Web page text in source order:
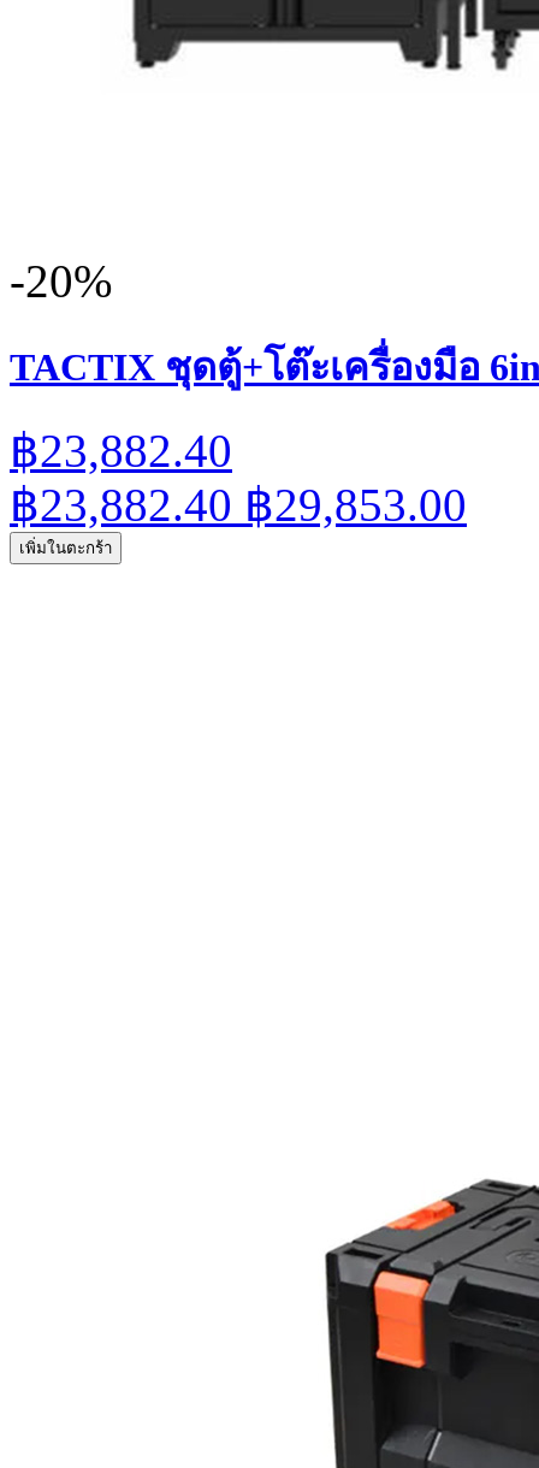
-20%
TACTIX ชุดตู้+โต๊ะเครื่องมือ
฿23,882.40
฿23,882.40 ฿29,853.00
เพิ่มในตะกร้า